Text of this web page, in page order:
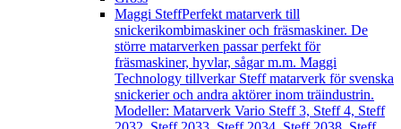
Maggi SteffPerfekt matarverk till
snickerikombimaskiner och fräsmaskiner. De
större matarverken passar perfekt för
fräsmaskiner, hyvlar, sågar m.m. Maggi
Technology tillverkar Steff matarverk för svenska
snickerier och andra aktörer inom träindustrin.
Modeller: Matarverk Vario Steff 3, Steff 4, Steff